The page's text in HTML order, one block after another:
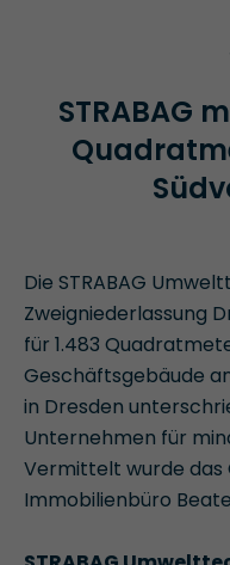
STRABAG
Die STRABAG
Zweigniederlassung
für 1.483
Geschäftsgebäude
in Dresden
Unternehmen für
Vermittelt wurde das
Immobilienbüro